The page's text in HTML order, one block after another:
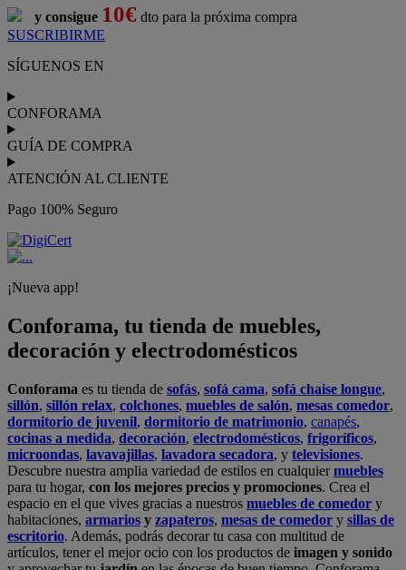
y consigue 10€ dto para la próxima compra
SUSCRIBIRME
SÍGUENOS EN
CONFORAMA
GUÍA DE COMPRA
ATENCIÓN AL CLIENTE
Pago 100% Seguro
¡Nueva app!
Conforama, tu tienda de muebles,
decoración y electrodomésticos
Conforama es tu tienda de sofás, sofá cama, sofá chaise longue,
sillón, sillón relax, colchones, muebles de salón, mesas comedor,
dormitorio de juvenil, dormitorio de matrimonio, canapés,
cocinas a medida, decoración, electrodomésticos, frigoríficos,
microondas, lavavajillas, lavadora secadora, y televisiones.
Descubre nuestra amplia variedad de estilos en cualquiermuebles
para tu hogar, con los mejores precios y promociones. Crea el
espacio en el que vives gracias a nuestros muebles de comedor y
habitaciones, armarios y zapateros, mesas de comedor y sillas de
escritorio. Además, podrás decorar tu casa con multitud de
artículos, tener el mejor ocio con los productos de imagen y sonido